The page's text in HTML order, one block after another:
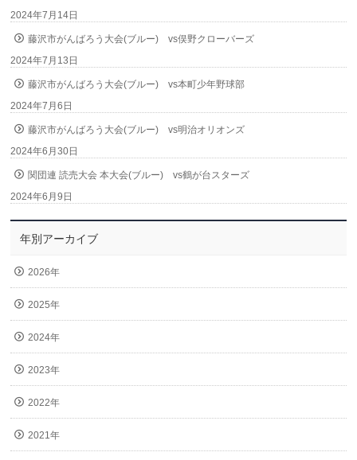
2024年7月14日
藤沢市がんばろう大会(ブルー) vs俣野クローバーズ
2024年7月13日
藤沢市がんばろう大会(ブルー) vs本町少年野球部
2024年7月6日
藤沢市がんばろう大会(ブルー) vs明治オリオンズ
2024年6月30日
関団連 読売大会 本大会(ブルー) vs鶴が台スターズ
2024年6月9日
年別アーカイブ
2026年
2025年
2024年
2023年
2022年
2021年